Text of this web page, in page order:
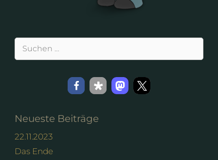
Suchen
Neueste Beiträge
22.11.2023
Das Ende